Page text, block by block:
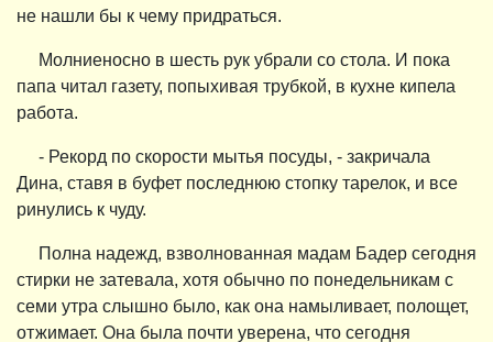
не нашли бы к чему придраться.
Молниеносно в шесть рук убрали со стола. И пока
папа читал газету, попыхивая трубкой, в кухне кипела
работа.
- Рекорд по скорости мытья посуды, - закричала
Дина, ставя в буфет последнюю стопку тарелок, и все
ринулись к чуду.
Полна надежд, взволнованная мадам Бадер сегодня
стирки не затевала, хотя обычно по понедельникам с
семи утра слышно было, как она намыливает, полощет,
отжимает. Она была почти уверена, что сегодня